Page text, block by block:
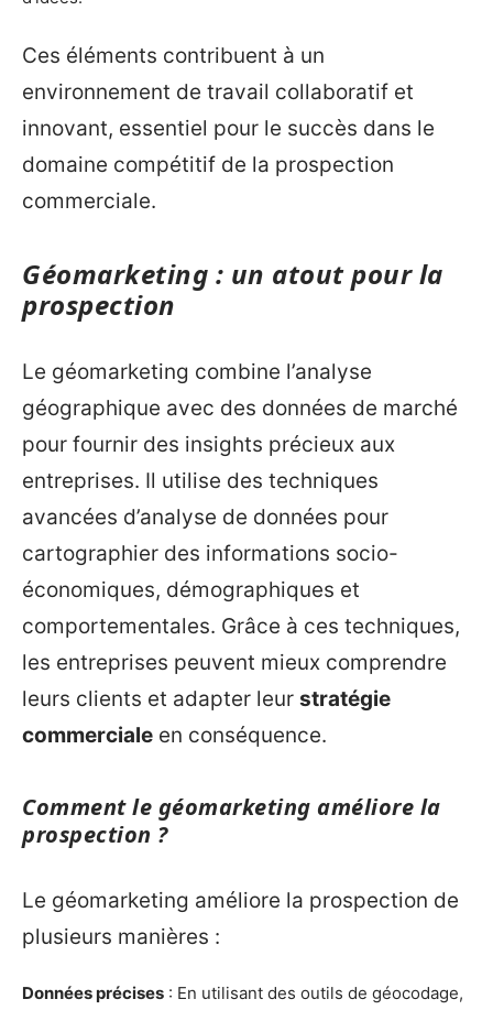
Ces éléments contribuent à un
environnement de travail collaboratif et
innovant, essentiel pour le succès dans le
domaine compétitif de la prospection
commerciale.
Géomarketing : un atout pour la
prospection
Le géomarketing combine l’analyse
géographique avec des données de marché
pour fournir des insights précieux aux
entreprises. Il utilise des techniques
avancées d’analyse de données pour
cartographier des informations socio-
économiques, démographiques et
comportementales. Grâce à ces techniques,
les entreprises peuvent mieux comprendre
leurs clients et adapter leur stratégie
commerciale en conséquence.
Comment le géomarketing améliore la
prospection ?
Le géomarketing améliore la prospection de
plusieurs manières :
Données précises : En utilisant des outils de géocodage,